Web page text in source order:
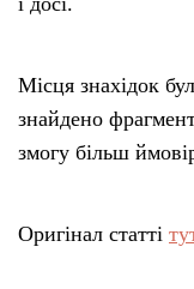
Місця знахідок
знайдено
змогу більш
Оригінал статті